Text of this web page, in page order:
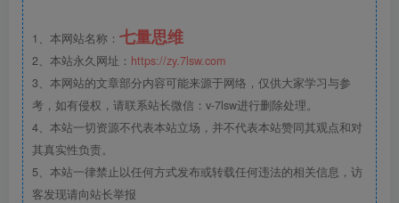
1、本网站名称： 七量思维
2、本站永久网址： https://zy.7lsw.com
3、本网站的文章部分内容可能来源于网络，仅供大家学习与参
考，如有侵权，请联系站长微信：v-7lsw进行删除处理。
4、本站一切资源不代表本站立场，并不代表本站赞同其观点和对
其真实性负责。
5、本站一律禁止以任何方式发布或转载任何违法的相关信息，访
客发现请向站长举报